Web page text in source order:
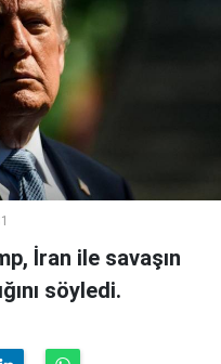
İran ile savaşın
söyledi.